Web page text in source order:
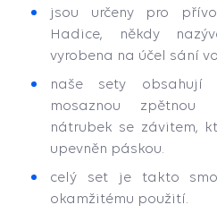
jsou určeny pro
Hadice, někdy
vyrobena na účel sání
naše sety obsahují
mosaznou
nátrubek se závitem,
upevněn páskou.
celý set je takto
okamžitému použití.